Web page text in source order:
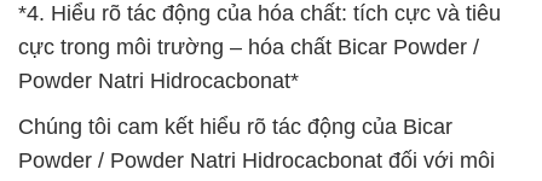
*4. Hiểu rõ tác động của hóa chất: tích cực và tiêu
cực trong môi trường – hóa chất Bicar Powder /
Powder Natri Hidrocacbonat*
Chúng tôi cam kết hiểu rõ tác động của Bicar
Powder / Powder Natri Hidrocacbonat đối với môi